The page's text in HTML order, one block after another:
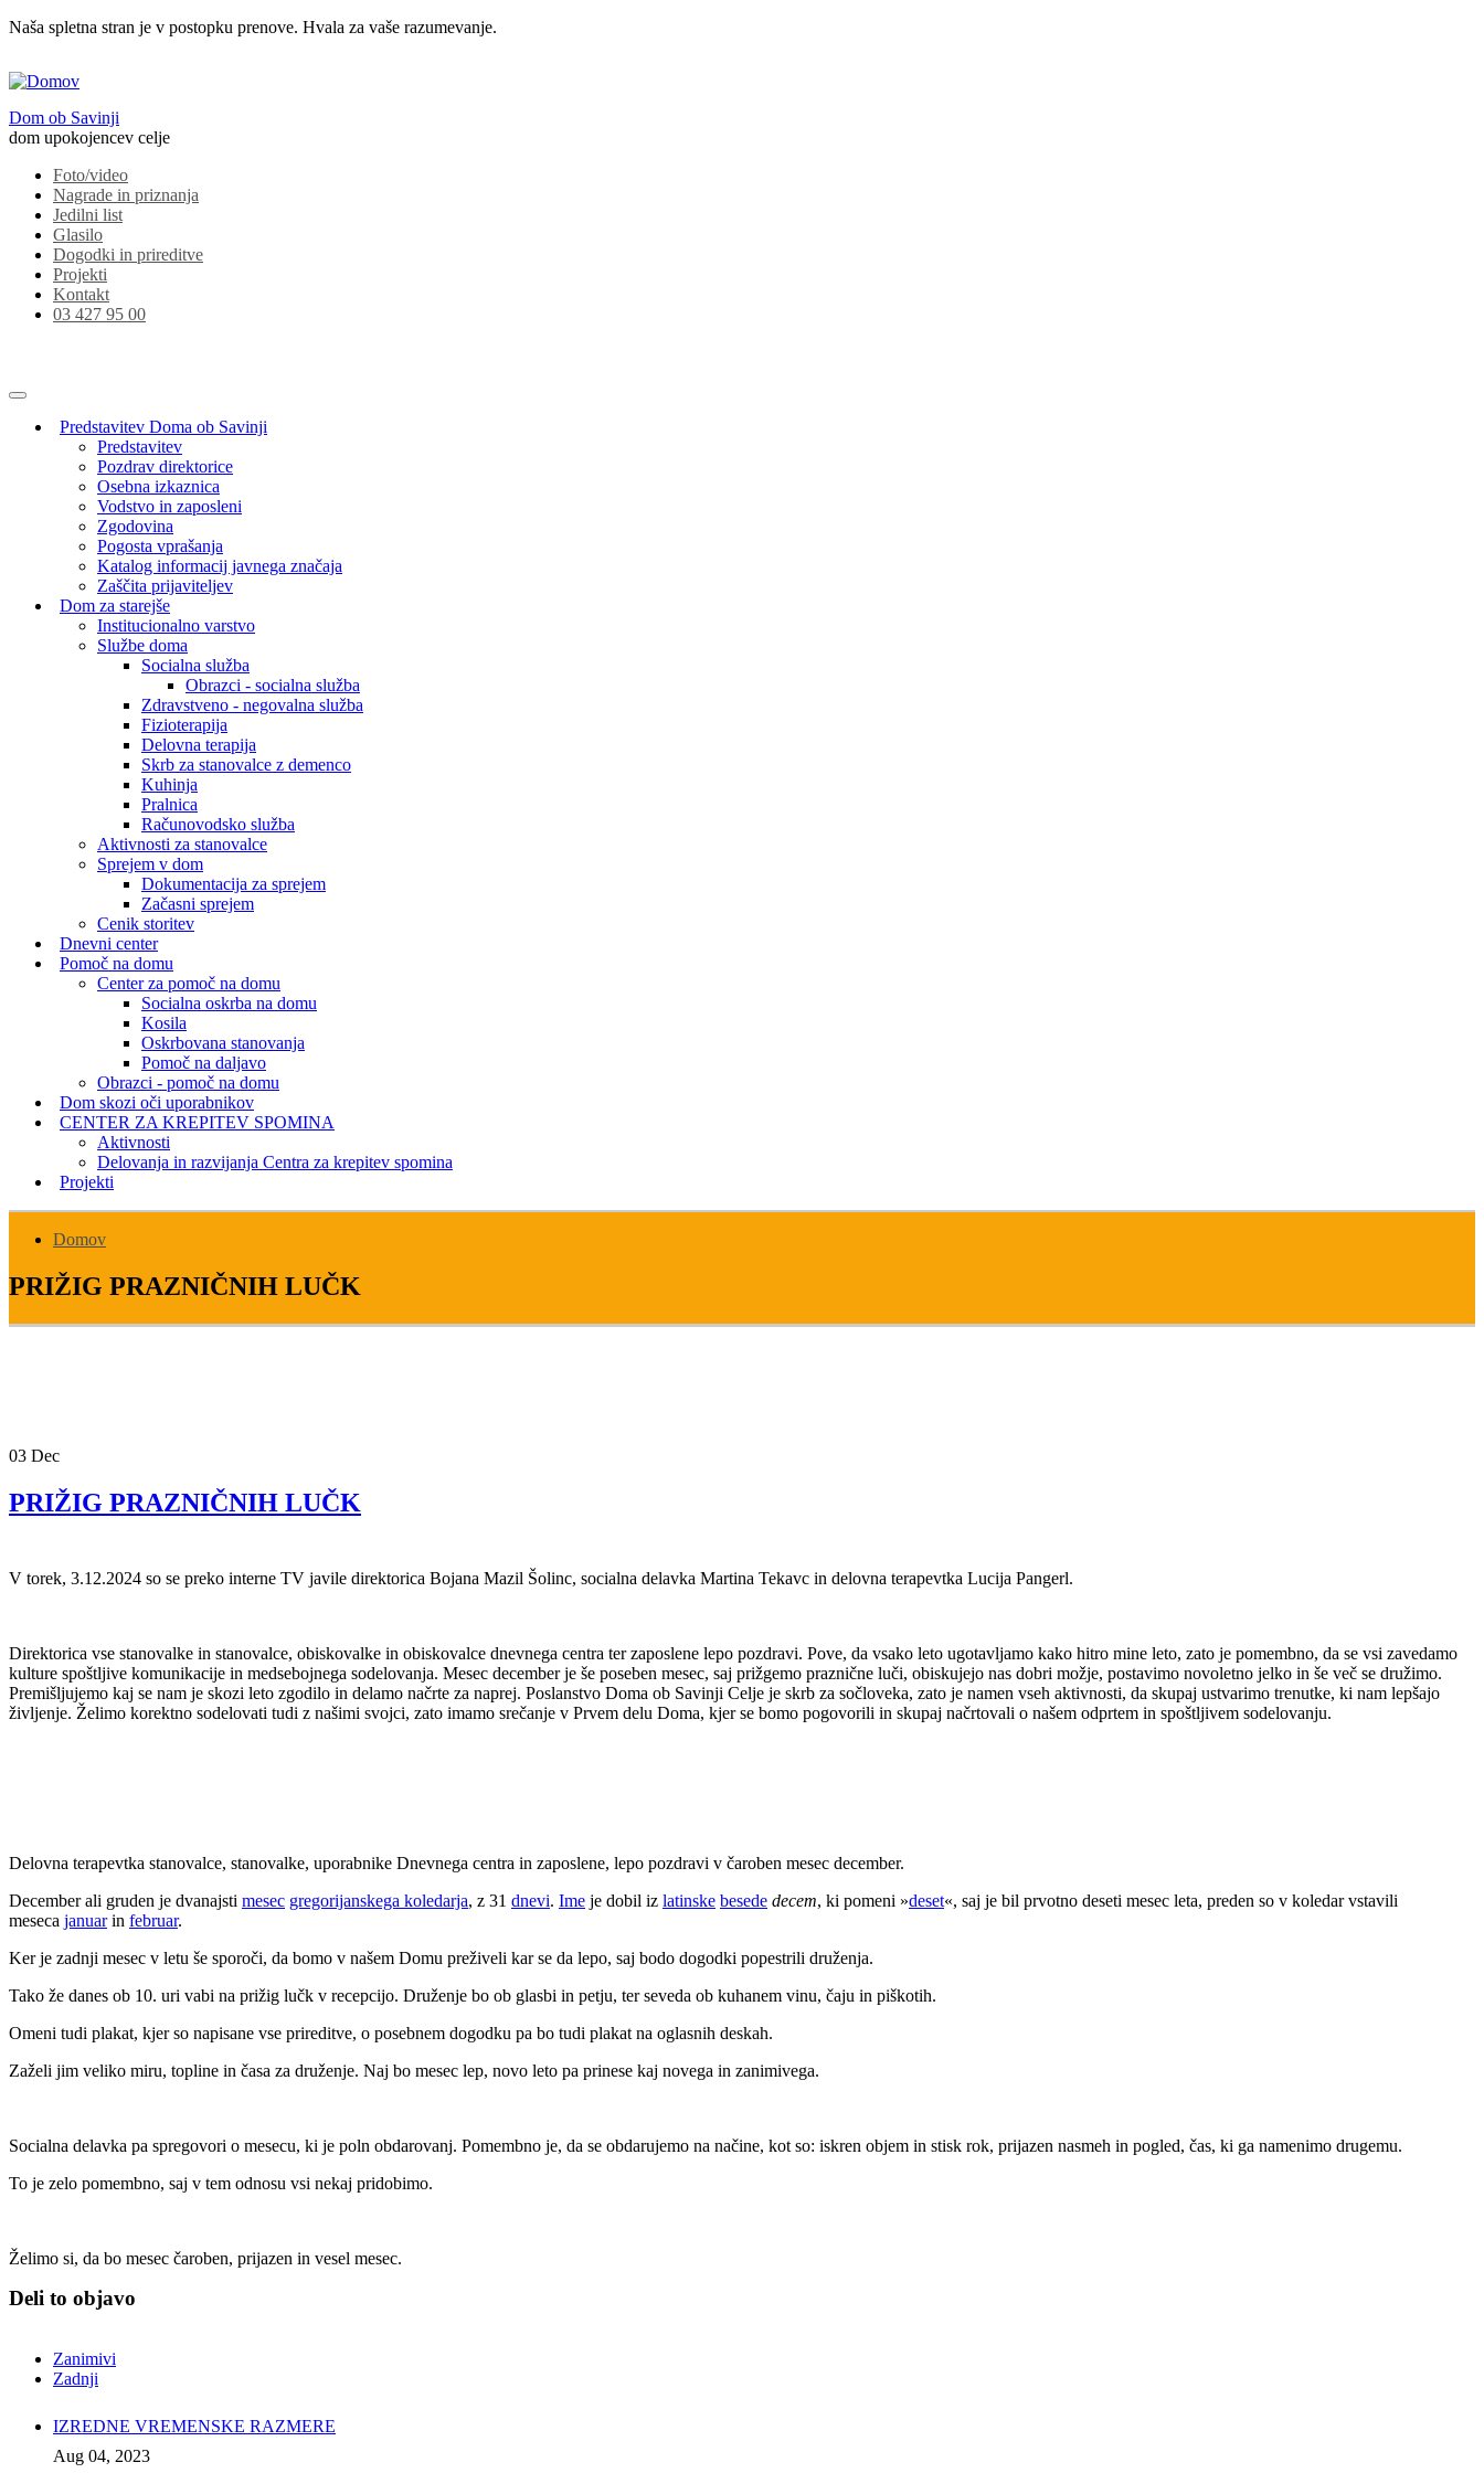
Naša spletna stran je v postopku prenove. Hvala za vaše razumevanje.
Dom ob Savinji
dom upokojencev celje
Foto/video
Nagrade in priznanja
Jedilni list
Glasilo
Dogodki in prireditve
Projekti
Kontakt
03 427 95 00
Predstavitev Doma ob Savinji
Predstavitev
Pozdrav direktorice
Osebna izkaznica
Vodstvo in zaposleni
Zgodovina
Pogosta vprašanja
Katalog informacij javnega značaja
Zaščita prijaviteljev
Dom za starejše
Institucionalno varstvo
Službe doma
Socialna služba
Obrazci - socialna služba
Zdravstveno - negovalna služba
Fizioterapija
Delovna terapija
Skrb za stanovalce z demenco
Kuhinja
Pralnica
Računovodsko služba
Aktivnosti za stanovalce
Sprejem v dom
Dokumentacija za sprejem
Začasni sprejem
Cenik storitev
Dnevni center
Pomoč na domu
Center za pomoč na domu
Socialna oskrba na domu
Kosila
Oskrbovana stanovanja
Pomoč na daljavo
Obrazci - pomoč na domu
Dom skozi oči uporabnikov
CENTER ZA KREPITEV SPOMINA
Aktivnosti
Delovanja in razvijanja Centra za krepitev spomina
Projekti
Domov
PRIŽIG PRAZNIČNIH LUČK
03 Dec
PRIŽIG PRAZNIČNIH LUČK
V torek, 3.12.2024 so se preko interne TV javile direktorica Bojana Mazil Šolinc, socialna delavka Martina Tekavc in delovna terapevtka Lucija Pangerl.
Direktorica vse stanovalke in stanovalce, obiskovalke in obiskovalce dnevnega centra ter zaposlene lepo pozdravi. Pove, da vsako leto ugotavljamo kako hitro mine leto, zato je pomembno, da se vsi zavedamo
kulture spoštljive komunikacije in medsebojnega sodelovanja. Mesec december je še poseben mesec, saj prižgemo praznične luči, obiskujejo nas dobri možje, postavimo novoletno jelko in še več se družimo.
Premišljujemo kaj se nam je skozi leto zgodilo in delamo načrte za naprej. Poslanstvo Doma ob Savinji Celje je skrb za sočloveka, zato je namen vseh aktivnosti, da skupaj ustvarimo trenutke, ki nam lepšajo
življenje. Želimo korektno sodelovati tudi z našimi svojci, zato imamo srečanje v Prvem delu Doma, kjer se bomo pogovorili in skupaj načrtovali o našem odprtem in spoštljivem sodelovanju.
Delovna terapevtka stanovalce, stanovalke, uporabnike Dnevnega centra in zaposlene, lepo pozdravi v čaroben mesec december.
December ali gruden je dvanajsti mesec gregorijanskega koledarja, z 31 dnevi. Ime je dobil iz latinske besede decem, ki pomeni »deset«, saj je bil prvotno deseti mesec leta, preden so v koledar vstavili
meseca januarin februar.
Ker je zadnji mesec v letu še sporoči, da bomo v našem Domu preživeli kar se da lepo, saj bodo dogodki popestrili druženja.
Tako že danes ob 10. uri vabi na prižig lučk v recepcijo. Druženje bo ob glasbi in petju, ter seveda ob kuhanem vinu, čaju in piškotih.
Omeni tudi plakat, kjer so napisane vse prireditve, o posebnem dogodku pa bo tudi plakat na oglasnih deskah.
Zaželi jim veliko miru, topline in časa za druženje. Naj bo mesec lep, novo leto pa prinese kaj novega in zanimivega.
Socialna delavka pa spregovori o mesecu, ki je poln obdarovanj. Pomembno je, da se obdarujemo na načine, kot so: iskren objem in stisk rok, prijazen nasmeh in pogled, čas, ki ga namenimo drugemu.
To je zelo pomembno, saj v tem odnosu vsi nekaj pridobimo.
Želimo si, da bo mesec čaroben, prijazen in vesel mesec.
Deli to objavo
Zanimivi
Zadnji
IZREDNE VREMENSKE RAZMERE
Aug 04, 2023